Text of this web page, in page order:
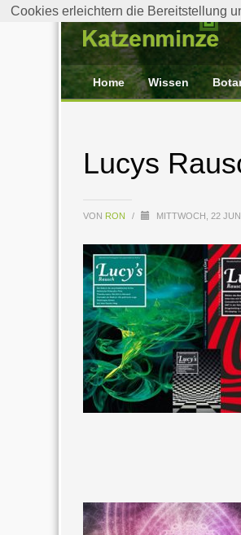
Home Wissen
Lucys
VON RON / MITTWOCH, 22
Cookies erleichtern die Bereitstellung